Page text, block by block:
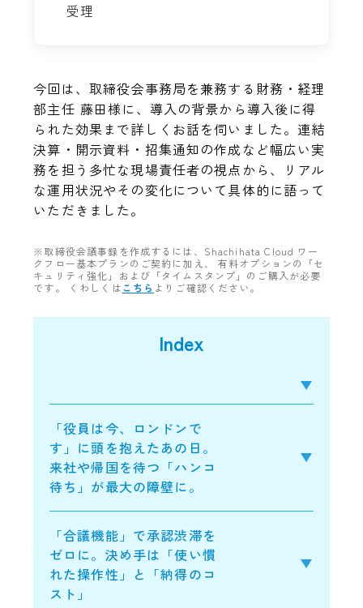
受理
今回は、取締役会事務局を兼務する財務・経理
部主任 藤田様に、導入の背景から導入後に得
られた効果まで詳しくお話を伺いました。連結
決算・開示資料・招集通知の作成など幅広い実
務を担う多忙な現場責任者の視点から、リアル
な運用状況やその変化について具体的に語って
いただきました。
※取締役会議事録を作成するには、Shachihata Cloud ワー
クフロー基本プランのご契約に加え、 有料オプションの「セ
キュリティ強化」および「タイムスタンプ」のご購入が必要
です。 くわしくはこちら よりご確認ください。
Index
「役員は今、ロンドンで
す」に頭を抱えたあの日。
来社や帰国を待つ「ハンコ
待ち」が最大の障壁に。
「合議機能」で承認渋滞を
ゼロに。決め手は「使い慣
れた操作性」と「納得のコ
スト」